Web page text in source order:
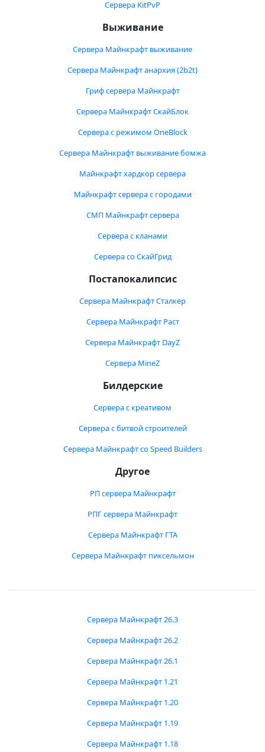
Сервера KitPvP
Выживание
Сервера Майнкрафт выживание
Сервера Майнкрафт анархия (2b2t)
Гриф сервера Майнкрафт
Сервера Майнкрафт СкайБлок
Сервера с режимом OneBlock
Сервера Майнкрафт выживание бомжа
Майнкрафт хардкор сервера
Майнкрафт сервера с городами
СМП Майнкрафт сервера
Сервера с кланами
Сервера со СкайГрид
Постапокалипсис
Сервера Майнкрафт Сталкер
Сервера Майнкрафт Раст
Сервера Майнкрафт DayZ
Сервера MineZ
Билдерские
Сервера с креативом
Сервера с битвой строителей
Сервера Майнкрафт со Speed Builders
Другое
РП сервера Майнкрафт
РПГ сервера Майнкрафт
Сервера Майнкрафт ГТА
Сервера Майнкрафт пиксельмон
Сервера Майнкрафт 26.3
Сервера Майнкрафт 26.2
Сервера Майнкрафт 26.1
Сервера Майнкрафт 1.21
Сервера Майнкрафт 1.20
Сервера Майнкрафт 1.19
Сервера Майнкрафт 1.18